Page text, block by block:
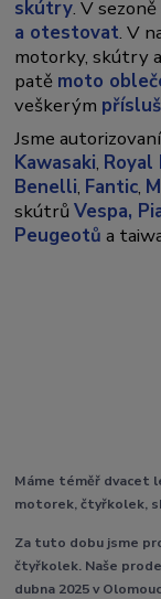
skútry. V
a otestovat. V
motorky, skútry
patě moto
veškerým
Jsme
Kawasaki, Royal
Benelli, Fantic,
skútrůVespa,
Peugeotů a
Máme téměř dvacet
motorek, čtyřkolek,
Za tuto dobu jsme
čtyřkolek. Naše
dubna 2025 v